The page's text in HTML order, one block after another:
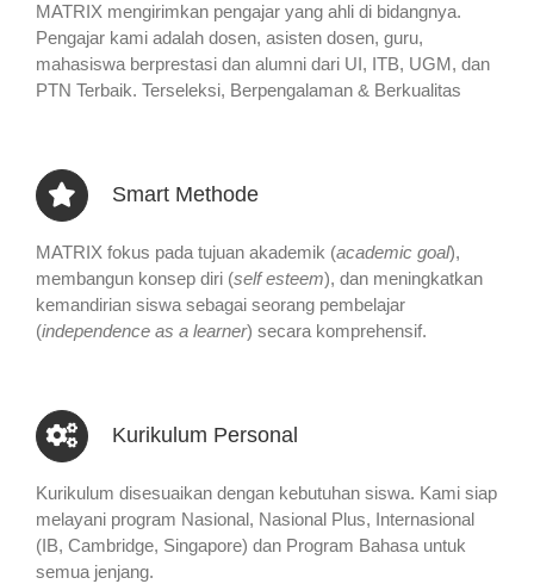
MATRIX mengirimkan pengajar yang ahli di bidangnya.
Pengajar kami adalah dosen, asisten dosen, guru,
mahasiswa berprestasi dan alumni dari UI, ITB, UGM, dan
PTN Terbaik. Terseleksi, Berpengalaman & Berkualitas
Smart Methode
MATRIX fokus pada tujuan akademik (academic goal),
membangun konsep diri (self esteem), dan meningkatkan
kemandirian siswa sebagai seorang pembelajar
(independence as a learner) secara komprehensif.
Kurikulum Personal
Kurikulum disesuaikan dengan kebutuhan siswa. Kami siap
melayani program Nasional, Nasional Plus, Internasional
(IB, Cambridge, Singapore) dan Program Bahasa untuk
semua jenjang.